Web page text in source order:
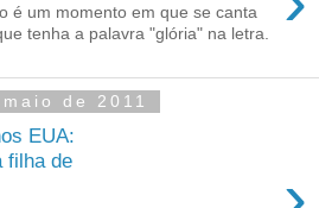
é um momento em que se canta
tenha a palavra "glória" na letra.
de 2011
EUA:
filha de